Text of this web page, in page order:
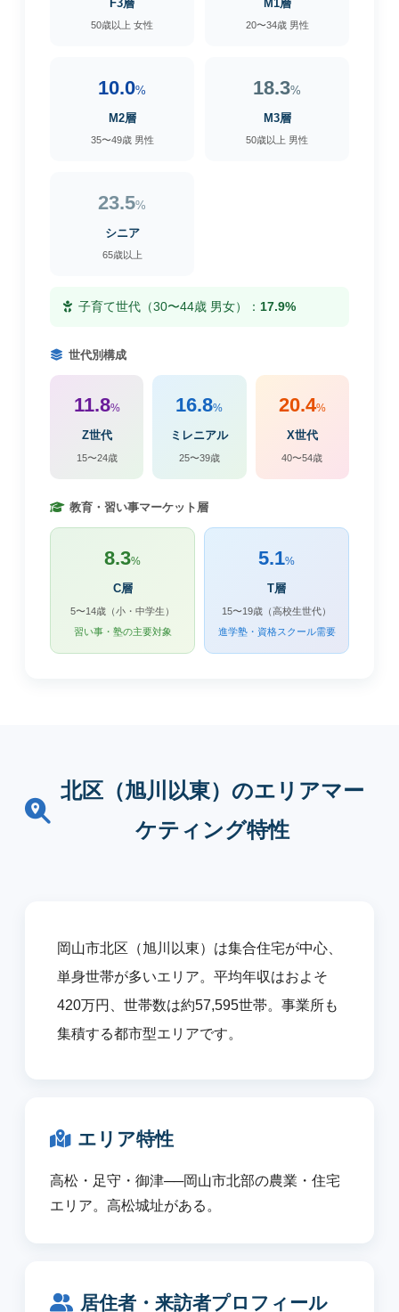
F3層
50歳以上 女性
M1層
20〜34歳 男性
10.0%
M2層
35〜49歳 男性
18.3%
M3層
50歳以上 男性
23.5%
シニア
65歳以上
子育て世代（30〜44歳 男女）： 17.9%
世代別構成
11.8%
Z世代
15〜24歳
16.8%
ミレニアル
25〜39歳
20.4%
X世代
40〜54歳
教育・習い事マーケット層
8.3%
C層
5〜14歳（小・中学生）
習い事・塾の主要対象
5.1%
T層
15〜19歳（高校生世代）
進学塾・資格スクール需要
北区（旭川以東）のエリアマー
ケティング特性
岡山市北区（旭川以東）は集合住宅が中心、
単身世帯が多いエリア。平均年収はおよそ
420万円、世帯数は約57,595世帯。事業所も
集積する都市型エリアです。
エリア特性
高松・足守・御津──岡山市北部の農業・住宅
エリア。高松城址がある。
居住者・来訪者プロフィール